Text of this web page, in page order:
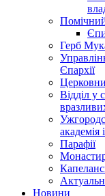
Герб
Єпархії
Відділ у
Парафії
Новини